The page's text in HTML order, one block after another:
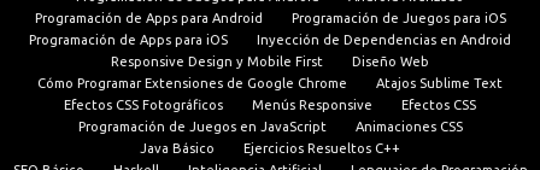
Programación de Apps para Android
Programación de Juegos para iOS
Programación de Apps para iOS
Inyección de Dependencias en Android
Responsive Design y Mobile First
Diseño Web
Cómo Programar Extensiones de Google Chrome
Atajos Sublime Text
Efectos CSS Fotográficos
Menús Responsive
Efectos CSS
Programación de Juegos en JavaScript
Animaciones CSS
Java Básico
Ejercicios Resueltos C++